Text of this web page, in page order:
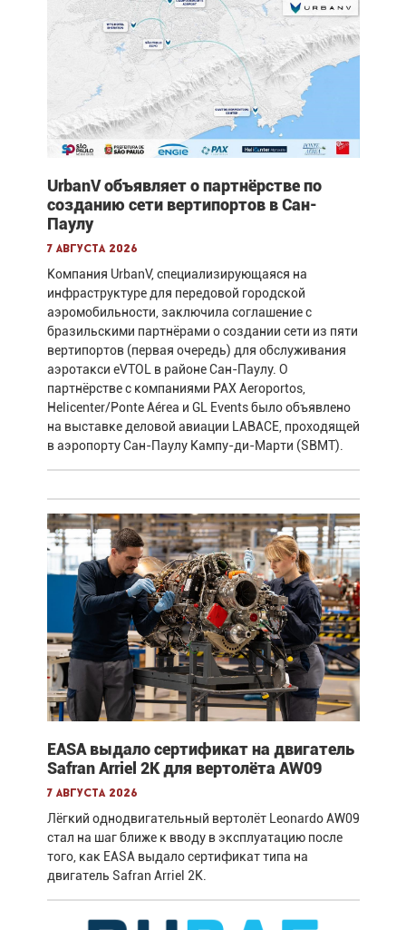
UrbanV объявляет о партнёрстве по
созданию сети вертипортов в Сан-
Паулу
7 августа 2026
Компания UrbanV, специализирующаяся на
инфраструктуре для передовой городской
аэромобильности, заключила соглашение с
бразильскими партнёрами о создании сети из пяти
вертипортов (первая очередь) для обслуживания
аэротакси eVTOL в районе Сан-Паулу. О
партнёрстве с компаниями PAX Aeroportos,
Helicenter/Ponte Aérea и GL Events было объявлено
на выставке деловой авиации LABACE, проходящей
в аэропорту Сан-Паулу Кампу-ди-Марти (SBMT).
EASA выдало сертификат на двигатель
Safran Arriel 2K для вертолёта AW09
7 августа 2026
Лёгкий однодвигательный вертолёт Leonardo AW09
стал на шаг ближе к вводу в эксплуатацию после
того, как EASA выдало сертификат типа на
двигатель Safran Arriel 2K.